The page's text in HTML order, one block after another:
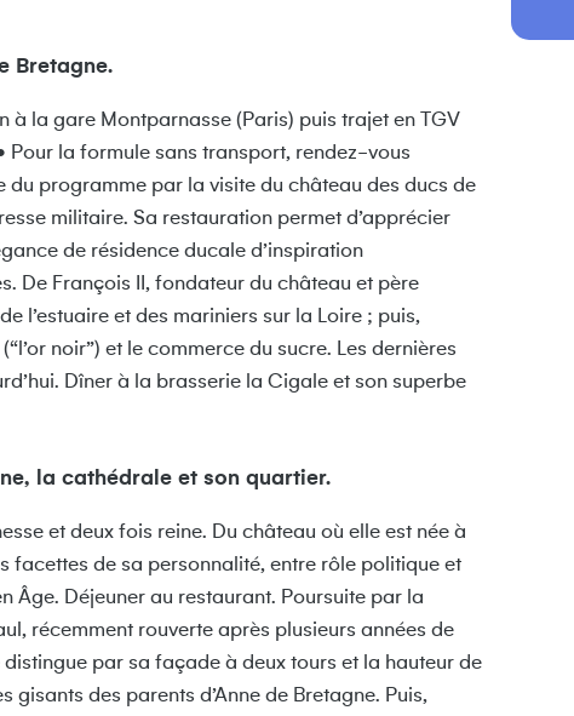
Bretagne.
la gare Montparnasse (Paris) puis trajet en TGV
Pour la formule sans transport, rendez-vous
du programme par la visite du château des ducs de
militaire. Sa restauration permet d’apprécier
de résidence ducale d’inspiration
De François II, fondateur du château et père
l’estuaire et des mariniers sur la Loire ; puis,
noir”) et le commerce du sucre. Les dernières
Dîner à la brasserie la Cigale et son superbe
la cathédrale et son quartier.
et deux fois reine. Du château où elle est née à
facettes de sa personnalité, entre rôle politique et
Âge. Déjeuner au restaurant. Poursuite par la
récemment rouverte après plusieurs années de
par sa façade à deux tours et la hauteur de
gisants des parents d’Anne de Bretagne. Puis,